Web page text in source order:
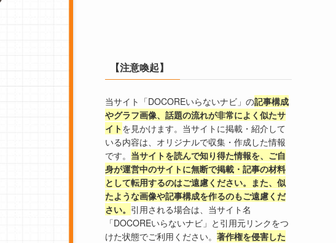
【注意喚起】
当サイト「DOCOREいらないナビ」の記事構成
やグラフ画像、話題の流れが非常によく似たサ
イトを見かけます。当サイトに掲載・紹介して
いる内容は、オリジナルで収集・作成した情報
です。 当サイトを読んで知り得た情報を、ご自
身が運営中のサイトに無断で掲載・記事の材料
として転用するのはご遠慮ください。また、似
たような画像や記事構成を作るのもご遠慮くだ
さい。 引用される場合は、当サイト名
「DOCOREいらないナビ」と引用元リンクをつ
けた状態でご利用ください。 著作権を侵害した